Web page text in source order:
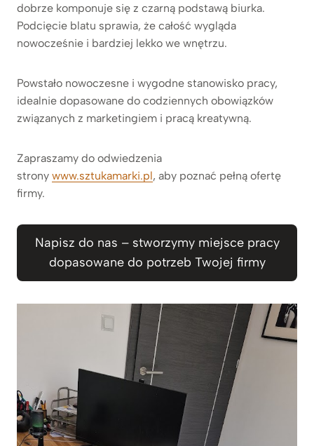
dobrze komponuje się z czarną podstawą biurka.
Podcięcie blatu sprawia, że całość wygląda
nowocześnie i bardziej lekko we wnętrzu.
Powstało nowoczesne i wygodne stanowisko pracy,
idealnie dopasowane do codziennych obowiązków
związanych z marketingiem i pracą kreatywną.
Zapraszamy do odwiedzenia
strony www.sztukamarki.pl, aby poznać pełną ofertę
firmy.
Napisz do nas – stworzymy miejsce pracy
dopasowane do potrzeb Twojej firmy